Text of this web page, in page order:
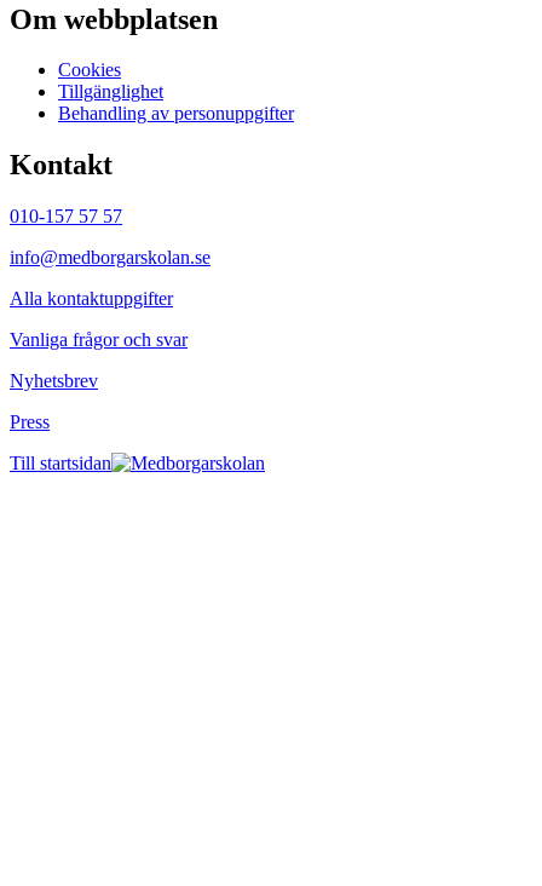
Om webbplatsen
Cookies
Tillgänglighet
Behandling av personuppgifter
Kontakt
010-157 57 57
info@medborgarskolan.se
Alla kontaktuppgifter
Vanliga frågor och svar
Nyhetsbrev
Press
Till startsidan